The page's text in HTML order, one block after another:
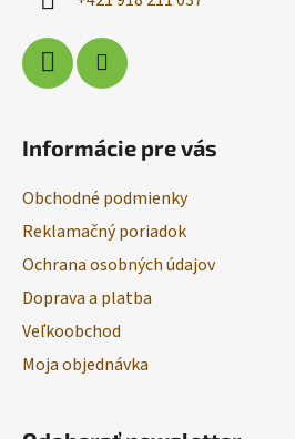
Informácie pre vás
Obchodné podmienky
Reklamačný poriadok
Ochrana osobných údajov
Doprava a platba
Veľkoobchod
Moja objednávka